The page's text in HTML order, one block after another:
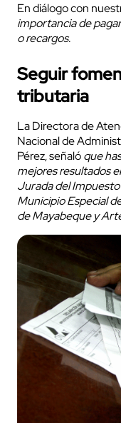
En diálogo con
importancia de
o recargos.
Seguir
tributaria
La Directora de
Nacional de
Pérez, señalóque
mejores resultados
Jurada del Impuesto
Municipio Especial
de Mayabeque y